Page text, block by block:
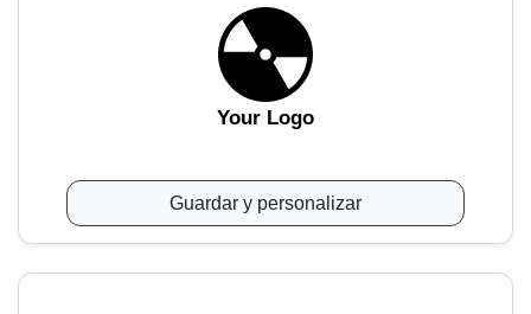
Your Logo
Guardar y personalizar